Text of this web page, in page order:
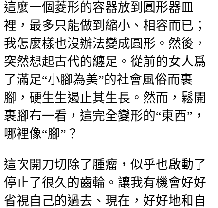
這麼一個菱形的容器放到圓形器皿
裡，最多只能做到縮小、相容而已；
我怎麼樣也沒辦法變成圓形。然後，
突然想起古代的纏足。從前的女人爲
了滿足“小腳為美”的社會風俗而裹
腳，硬生生遏止其生長。然而，鬆開
裹腳布一看，這完全變形的“東西”，
哪裡像“腳”？
這次開刀切除了腫瘤，似乎也啟動了
停止了很久的齒輪。讓我有機會好好
省視自己的過去、現在，好好地和自